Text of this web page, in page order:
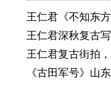
王仁君《不知东
王仁君深秋复古
王仁君复古街拍
《古田军号》山